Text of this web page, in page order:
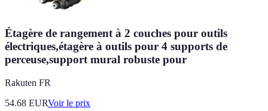
Étagère de rangement à 2 couches pour outils
électriques,étagère à outils pour 4 supports de
perceuse,support mural robuste pour
Rakuten FR
54.68 EURVoir le prix